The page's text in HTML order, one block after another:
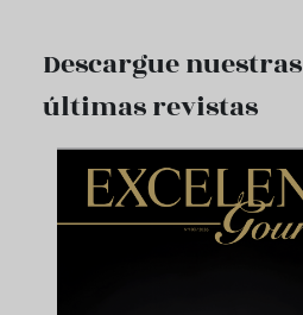
Descargue nuestras
últimas revistas